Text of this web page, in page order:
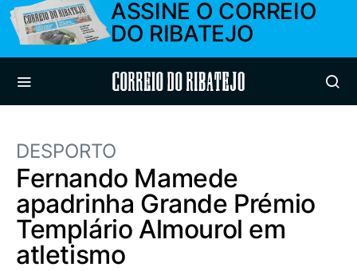
ASSINE O CORREIO
DO RIBATEJO
Correio do Ribatejo
DESPORTO
Fernando Mamede
apadrinha Grande Prémio
Templário Almourol em
atletismo